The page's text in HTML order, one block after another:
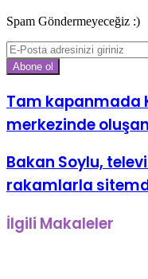
Spam Göndermeyeceğiz :)
E-
Posta
adresinizi
Tam kapanmada
merkezinde
Bakan Soylu,
rakamlarla
İlgili Makaleler